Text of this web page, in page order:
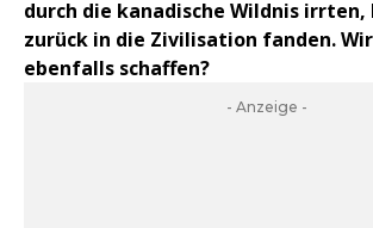
durch die kanadische Wildnis irrten,
zurück in die Zivilisation fanden.
ebenfalls schaffen?
- Anzeige -